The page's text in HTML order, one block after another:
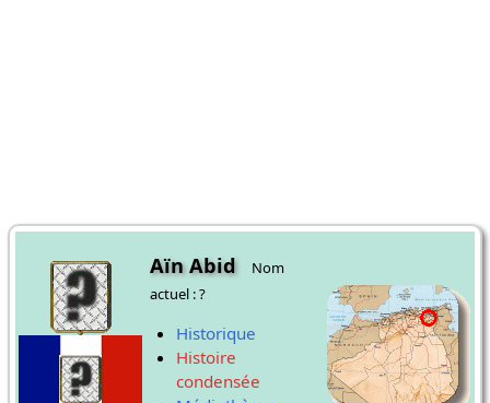
Aïn Abid
Nom
actuel : ?
Historique
Histoire
condensée